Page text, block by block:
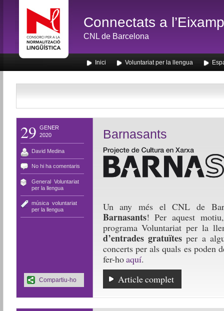
Connectats a
CNL de Barcelona
Inici Voluntariat per la llengua
29 GENER
2020
David Medina
No hi ha comentaris
General, Voluntariat
per la llengua
música, voluntariat
per la llengua
Barnasants
Un any més el CNL de
Barnasants! Per aquest
programa Voluntariat per la
d’entrades gratuïtesper a
concerts per als quals es poden
fer-hoaquí.
Article complet
Compartiu-ho